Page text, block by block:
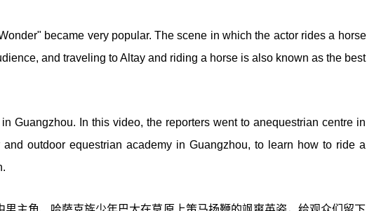
became very popular. The scene in which the actor rides a horse
and traveling to Altay and riding a horse is also known as the best
Guangzhou. In this video, the reporters went to anequestrian centre in
outdoor equestrian academy in Guangzhou, to learn how to ride a